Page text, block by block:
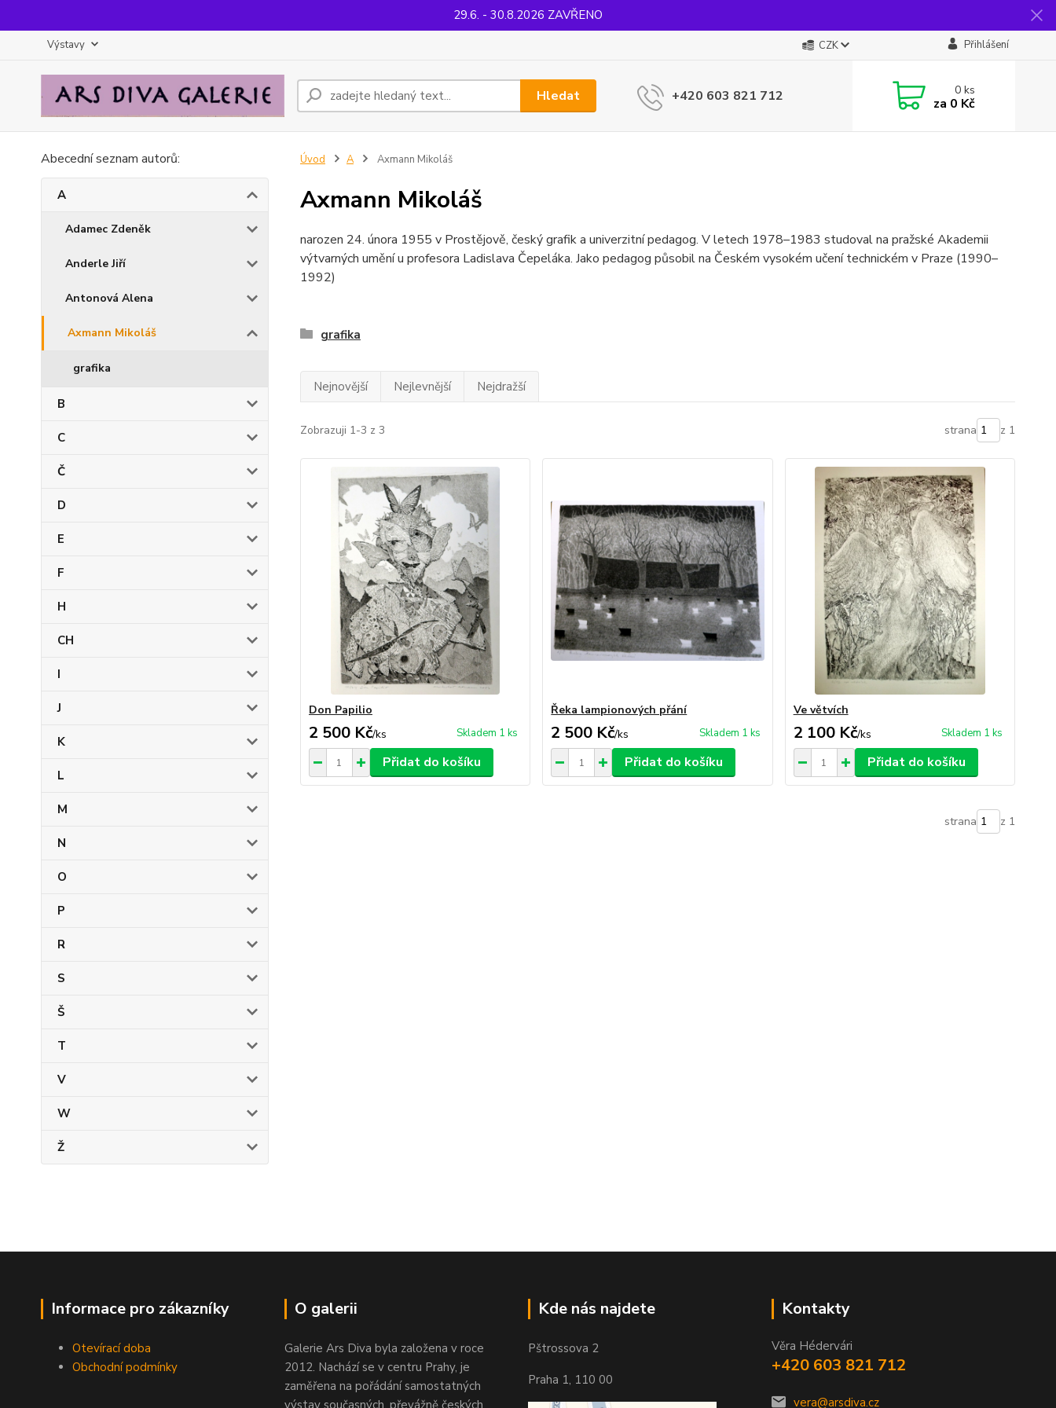
29.6. - 30.8.2026 ZAVŘENO
Výstavy CZK Přihlášení
Hledat +420 603 821 712 0ks
za 0 Kč
Abecední seznam autorů:
A
Adamec Zdeněk
Anderle Jiří
Antonová Alena
Axmann Mikoláš
grafika
B
C
Č
D
E
F
H
CH
I
J
K
L
M
N
O
P
R
S
Š
T
V
W
Ž
Úvod A Axmann Mikoláš
Axmann Mikoláš
narozen 24. února 1955 v Prostějově, český grafik a univerzitní pedagog. V letech 1978–1983 studoval na pražské Akademii
výtvarných umění u profesora Ladislava Čepeláka. Jako pedagog působil na Českém vysokém učení technickém v Praze (1990–
1992)
grafika
Nejnovější Nejlevnější Nejdražší
Zobrazuji 1-3 z 3 strana z 1
Don Papilio
2 500 Kč/ks Skladem 1 ks
Přidat do košíku
Řeka lampionových přání
2 500 Kč/ks Skladem 1 ks
Přidat do košíku
Ve větvích
2 100 Kč/ks Skladem 1 ks
Přidat do košíku
strana z 1
Informace pro zákazníky
Otevírací doba
Obchodní podmínky
O galerii
Galerie Ars Diva byla založena v roce
2012. Nachází se v centru Prahy, je
zaměřena na pořádání samostatných
výstav současných, převážně českých
Kde nás najdete
Pštrossova 2
Praha 1, 110 00
Kontakty
Věra Hédervári
+420 603 821 712
vera@arsdiva.cz